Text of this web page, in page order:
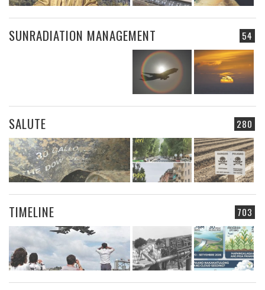
54
SUNRADIATION MANAGEMENT
280
SALUTE
703
TIMELINE